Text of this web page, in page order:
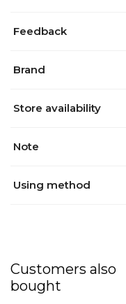
Feedback
Brand
Store availability
Note
Using method
Customers also
bought